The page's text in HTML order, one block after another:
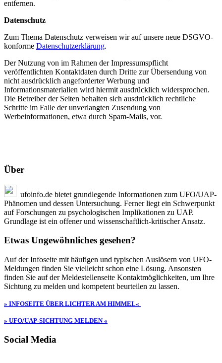
entfernen.
Datenschutz
Zum Thema Datenschutz verweisen wir auf unsere neue DSGVO-
konforme Datenschutzerklärung.
Der Nutzung von im Rahmen der Impressumspflicht
veröffentlichten Kontaktdaten durch Dritte zur Übersendung von
nicht ausdrücklich angeforderter Werbung und
Informationsmaterialien wird hiermit ausdrücklich widersprochen.
Die Betreiber der Seiten behalten sich ausdrücklich rechtliche
Schritte im Falle der unverlangten Zusendung von
Werbeinformationen, etwa durch Spam-Mails, vor.
Über
ufoinfo.de bietet grundlegende Informationen zum UFO/UAP-
Phänomen und dessen Untersuchung. Ferner liegt ein Schwerpunkt
auf Forschungen zu psychologischen Implikationen zu UAP.
Grundlage ist ein offener und wissenschaftlich-kritischer Ansatz.
Etwas Ungewöhnliches gesehen?
Auf der Infoseite mit häufigen und typischen Auslösern von UFO-
Meldungen finden Sie vielleicht schon eine Lösung. Ansonsten
finden Sie auf der Meldestellenseite Kontaktmöglichkeiten, um Ihre
Sichtung zu melden und kompetent beurteilen zu lassen.
» INFOSEITE ÜBER LICHTER AM HIMMEL«
» UFO/UAP-SICHTUNG MELDEN «
Social Media